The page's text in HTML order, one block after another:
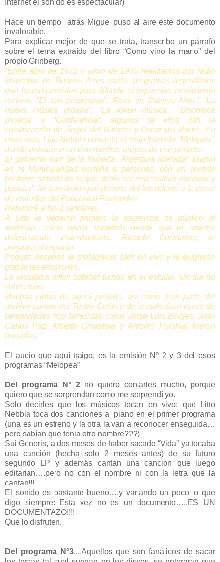
Internet el sonido es espectacular)
Hace un tiempo
atrás Miguel puso al aire este documento
invalorable.
Para explicar mejor de que se trata, transcribo un párrafo
sobre el tema extraído del libro “Como vino la mano” del
propio Grinberg.
“Entre abril de 1972 y junio de 1975 realizamos por radio
Municipal de Buenos Aires varios programas legendarios
que fueron cruciales para difundir el expansivo movimiento
rockero: “El son progresivo”, “Rock en Buenos Aires”, “La
nueva música urbana”, “La joven música”, “Discoteca
privada” y “Confluencia”, algunos de ellos con la
colaboración de Ángel del Guercio y Oscar del Priore. En
esos días, Litto Nebbia concretó el ciclo llamado “Melopea”,
donde debutaron en vivo muchos grupos de ese período.
El gobierno civil de la llamada ‘Argentina liberada” asignó
en la Municipalidad porteña a personas, con un sentido
bastante nefasto de lo que debía ser una “cultura nacional y
popular”: fui transferido por decreto del Intendente a la mesa
de entradas del Policlínico Fernández.
Renuncié a las 2 semanas.
A Litto le vedaron primero la asistencia de público al
auditorio, como había sucedido desde que el director
defenestrado violentamente, Ricardo Costantino, le
asignara el espacio.
Poquito después le prohibieron salir en vivo y le exigieron
grabar las emisiones.
Le resultaba difícil obtener turnos en el estudio. Un día no
volvió más.
Muchas cintas de aquel período, así como gran parte del
archivo sonoro del Teatro Colón y de la radio (con voces de
celebridades hoy fallecidas como Jorge Luis Borges, Juan
Carlos Paz, Alberto Ginastera y Antonio Porchia) fueron
borradas.”
El audio que aquí traigo, es la emisión Nº 2 y 3 del esos
programas “Melopea”
Del programa N° 2 no quiero contarles mucho, porque
quiero que se sorprendan como me sorprendí yo.
Solo decirles que los músicos tocan en vivo; que Litto
Nebbia toca dos canciones al piano en el primer programa
(una es un estreno y la otra la van a reconocer enseguida…
pero sabían que tenia otro nombre???)
Sui Generis, a dos meses de haber sacado “Vida” ya tocaba
una canción (hecha solo 2 meses antes) de su futuro
segundo LP y además cantan una canción que luego
editarian….pero no con el nombre ni con la letra que la
cantan!!!
El sonido es bastante bueno….y variando un poco lo que
digo siempre: Esta vez no es un documento…..ES UN
DOCUMENTAZO!!!!
Que lo disfruten.
Del programa N°3....Aquellos que son fanáticos de sacar